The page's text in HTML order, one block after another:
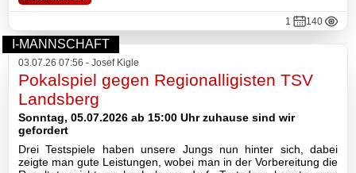
2010
2009
2008
Impressum
Datenschutzerklärung
1 140
I-MANNSCHAFT
03.07.26 07:56 - Josef Kigle
Pokalspiel gegen Regionalligisten TSV
Landsberg
Sonntag, 05.07.2026 ab 15:00 Uhr zuhause sind wir
gefordert
Drei Testspiele haben unsere Jungs nun hinter sich, dabei
zeigte man gute Leistungen, wobei man in der Vorbereitung die